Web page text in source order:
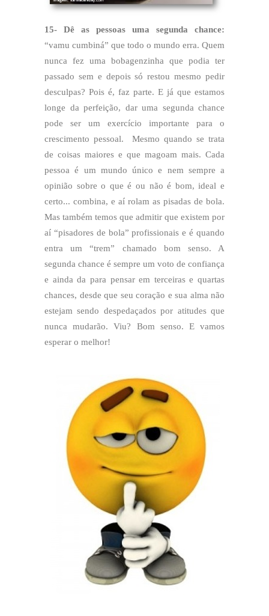
15- Dê as pessoas uma segunda chance:
“vamu cumbiná” que todo o mundo erra. Quem
nunca fez uma bobagenzinha que podia ter
passado sem e depois só restou mesmo pedir
desculpas? Pois é, faz parte. E já que estamos
longe da perfeição, dar uma segunda chance
pode ser um exercício importante para o
crescimento pessoal. Mesmo quando se trata
de coisas maiores e que magoam mais. Cada
pessoa é um mundo único e nem sempre a
opinião sobre o que é ou não é bom, ideal e
certo... combina, e aí rolam as pisadas de bola.
Mas também temos que admitir que existem por
aí “pisadores de bola” profissionais e é quando
entra um “trem” chamado bom senso. A
segunda chance é sempre um voto de confiança
e ainda da para pensar em terceiras e quartas
chances, desde que seu coração e sua alma não
estejam sendo despedaçados por atitudes que
nunca mudarão. Viu? Bom senso. E vamos
esperar o melhor!